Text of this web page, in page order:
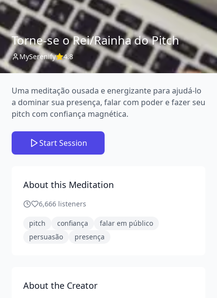
Torne-se o Rei/Rainha do Pitch
MySerenify 4.8
Uma meditação ousada e energizante para ajudá-lo
a dominar sua presença, falar com poder e fazer seu
pitch com confiança magnética.
Start Session
About this Meditation
6,666 listeners
pitch confiança
falar em público
persuasão
presença
About the Creator